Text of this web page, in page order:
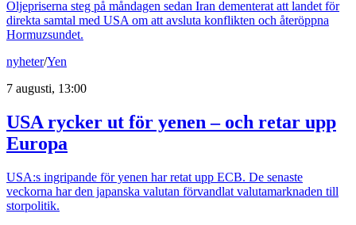
Oljepriserna steg på måndagen sedan Iran dementerat att landet för
direkta samtal med USA om att avsluta konflikten och återöppna
Hormuzsundet.
nyheter/Yen
7 augusti, 13:00
USA rycker ut för yenen – och retar upp
Europa
USA:s ingripande för yenen har retat upp ECB. De senaste
veckorna har den japanska valutan förvandlat valutamarknaden till
storpolitik.